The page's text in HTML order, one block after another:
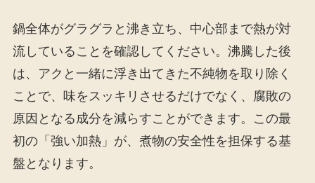
鍋全体がグラグラと沸き立ち、中心部まで熱が対
流していることを確認してください。沸騰した後
は、アクと一緒に浮き出てきた不純物を取り除く
ことで、味をスッキリさせるだけでなく、腐敗の
原因となる成分を減らすことができます。この最
初の「強い加熱」が、煮物の安全性を担保する基
盤となります。